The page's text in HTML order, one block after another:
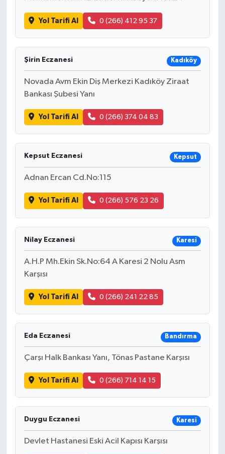
Yol Tarifi Al 0 (266) 412 95 37
Şirin Eczanesi Kadıköy
Novada Avm Ekin Diş Merkezi Kadıköy Ziraat
Bankası Şubesi Yanı
Yol Tarifi Al 0 (266) 374 04 83
Kepsut Eczanesi Kepsut
Adnan Ercan Cd.No:115
Yol Tarifi Al 0 (266) 576 23 26
Nilay Eczanesi Karesi
A.H.P Mh.Ekin Sk.No:64 A Karesi 2 Nolu Asm
Karşısı
Yol Tarifi Al 0 (266) 241 22 85
Eda Eczanesi Bandırma
Çarşı Halk Bankası Yanı, Tönas Pastane Karşısı
Yol Tarifi Al 0 (266) 714 14 15
Duygu Eczanesi Karesi
Devlet Hastanesi Eski Acil Kapısı Karşısı